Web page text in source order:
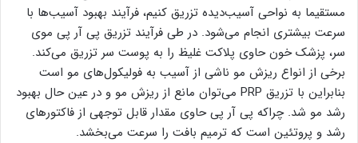
مستقیما به نواحی آسیب‌دیده تزریق کنیم، فرآیند بهبود آسیب‌ها با
سرعت بیشتری انجام می‌شود. در طی فرآیند تزریق پی آر پی موی
سر، پزشک خون حاوی پلاکت غلیظ را به پوست سر تزریق می‌کند.
برخی از انواع ریزش مو ناشی از آسیب به فولیکول‌های مو است
بنابراین با تزریق PRP می‌توان مانع از ریزش مو و در عین حال بهبود
رشد مو شد. چراکه پی آر پی حاوی مقدار قابل توجهی از فاکتورهای
رشد و پروتئین است که ترمیم بافت را سرعت می‌بخشد.